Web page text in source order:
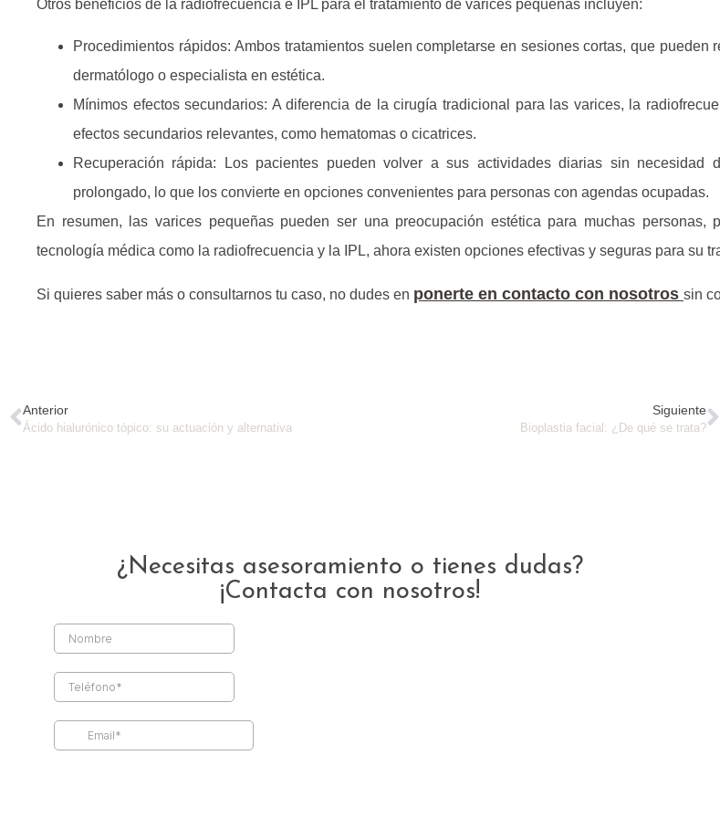
Otros beneficios de la radiofrecuencia e IPL para el tratamiento de varices pequeñas incluyen:
Procedimientos rápidos:Ambos tratamientos suelen completarse en sesiones cortas, que pueden
dermatólogo o especialista en estética.
Mínimos efectos secundarios: A diferencia de la cirugía tradicional para las varices, la
efectos secundarios relevantes, como hematomas o cicatrices.
Recuperación rápida:
Los pacientes pueden volver a sus actividades diarias sin necesidad
prolongado, lo que los convierte en opciones convenientes para personas con agendas ocupadas.
En resumen, las varices pequeñas pueden ser una preocupación estética para muchas personas,
tecnología médica como la radiofrecuencia y la IPL, ahora existen opciones efectivas y seguras para su
Si quieres saber más o consultarnos tu caso, no dudes en ponerte en contacto con nosotros sin
Anterior
Ácido hialurónico tópico: su actuación y alternativa
Siguiente
Bioplastia facial: ¿De qué se trata?
¿Necesitas asesoramiento o tienes dudas?
¡Contacta con nosotros!